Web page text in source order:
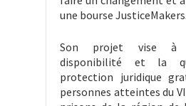
une bourse JusticeMakers.
Son projet vise à
disponibilité et la
protection juridique
personnes atteintes du